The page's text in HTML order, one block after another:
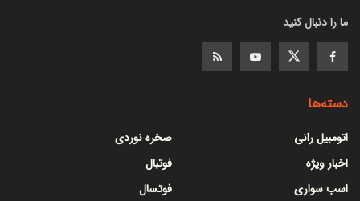
ما را دنبال کنید
دسته‌ها
اتومبیل رانی
اخبار ویژه
اسب سواری
صخره نوردی
فوتبال
فوتسال